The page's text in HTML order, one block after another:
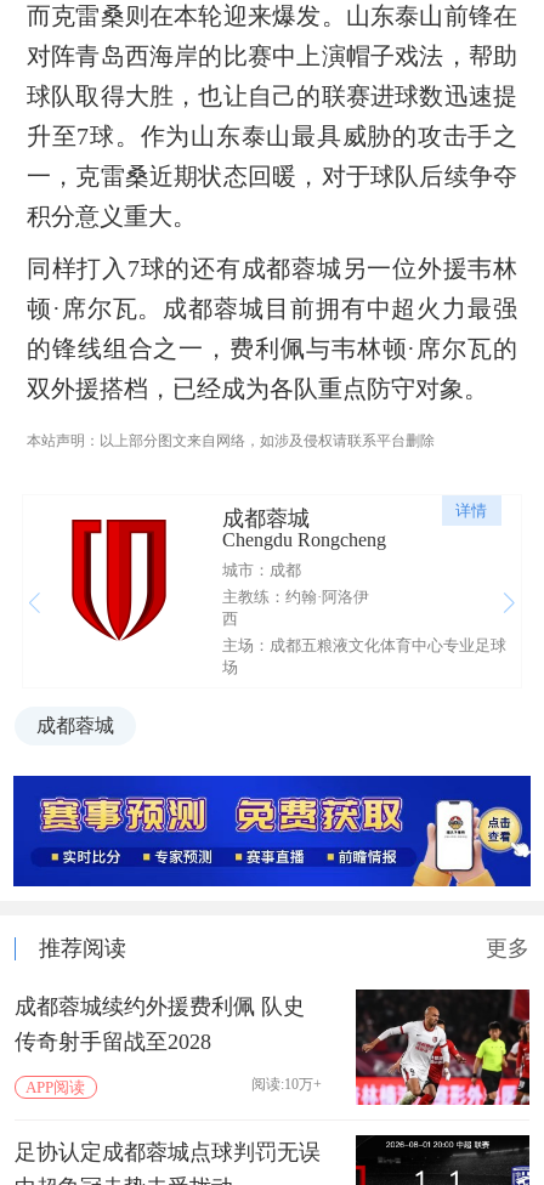
而克雷桑则在本轮迎来爆发。山东泰山前锋在
对阵青岛西海岸的比赛中上演帽子戏法，帮助
球队取得大胜，也让自己的联赛进球数迅速提
升至7球。作为山东泰山最具威胁的攻击手之
一，克雷桑近期状态回暖，对于球队后续争夺
积分意义重大。
同样打入7球的还有成都蓉城另一位外援韦林
顿·席尔瓦。成都蓉城目前拥有中超火力最强
的锋线组合之一，费利佩与韦林顿·席尔瓦的
双外援搭档，已经成为各队重点防守对象。
本站声明：以上部分图文来自网络，如涉及侵权请联系平台删除
详情
成都蓉城
Chengdu Rongcheng
城市：成都
主教练：约翰·阿洛伊
西
主场：成都五粮液文化体育中心专业足球
场
成都蓉城
推荐阅读 更多
成都蓉城续约外援费利佩 队史
传奇射手留战至2028
APP阅读 阅读:10万+
足协认定成都蓉城点球判罚无误